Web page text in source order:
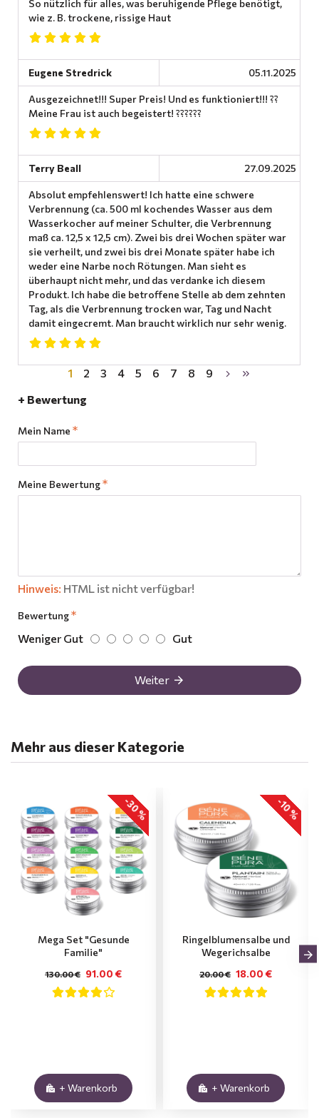
So nützlich für alles, was beruhigende Pflege benötigt,
wie z. B. trockene, rissige Haut
Eugene Stredrick 05.11.2025
Ausgezeichnet!!! Super Preis! Und es funktioniert!!! ??
Meine Frau ist auch begeistert! ??????
Terry Beall 27.09.2025
Absolut empfehlenswert! Ich hatte eine schwere
Verbrennung (ca. 500 ml kochendes Wasser aus dem
Wasserkocher auf meiner Schulter, die Verbrennung
maß ca. 12,5 x 12,5 cm). Zwei bis drei Wochen später war
sie verheilt, und zwei bis drei Monate später habe ich
weder eine Narbe noch Rötungen. Man sieht es
überhaupt nicht mehr, und das verdanke ich diesem
Produkt. Ich habe die betroffene Stelle ab dem zehnten
Tag, als die Verbrennung trocken war, Tag und Nacht
damit eingecremt. Man braucht wirklich nur sehr wenig.
1 2 3 4 5 6 7 8
9
+ Bewertung
Mein Name
Meine Bewertung
Hinweis: HTML ist nicht verfügbar!
Bewertung
Weniger Gut Gut
Weiter
Mehr aus dieser Kategorie
-30 %
Mega Set "Gesunde
Familie"
91.00 €
130.00 €
+ Warenkorb
-10 %
Ringelblumensalbe und
Wegerichsalbe
18.00 €
20.00 €
+ Warenkorb